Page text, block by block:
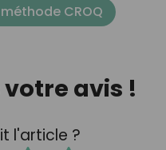
CROQ
avis !
l'article ?